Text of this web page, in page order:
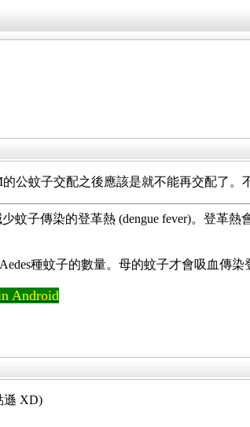
公蚊子交配之後應該是就不能再交配了。
蚊子傳染的登革熱 (dengue fever)。登革
種蚊子的數量。母的蚊子才會吸血傳染
Android
遜 XD)